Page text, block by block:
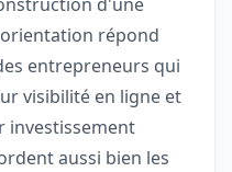
répond
entrepreneurs qui
visibilité en ligne et
investissement
aussi bien les